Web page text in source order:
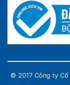
© 2017 Công ty